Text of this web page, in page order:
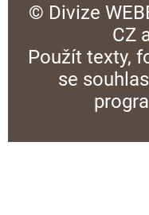
© Divize
CZ
Použít texty,
se